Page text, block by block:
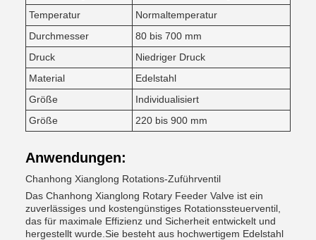
Temperatur
Normaltemperatur
Durchmesser
80 bis 700 mm
Druck
Niedriger Druck
Material
Edelstahl
Größe
Individualisiert
Größe
220 bis 900 mm
Anwendungen:
Chanhong Xianglong Rotations-Zuführventil
Das Chanhong Xianglong Rotary Feeder Valve ist ein
zuverlässiges und kostengünstiges Rotationssteuerventil,
das für maximale Effizienz und Sicherheit entwickelt und
hergestellt wurde.Sie besteht aus hochwertigem Edelstahl